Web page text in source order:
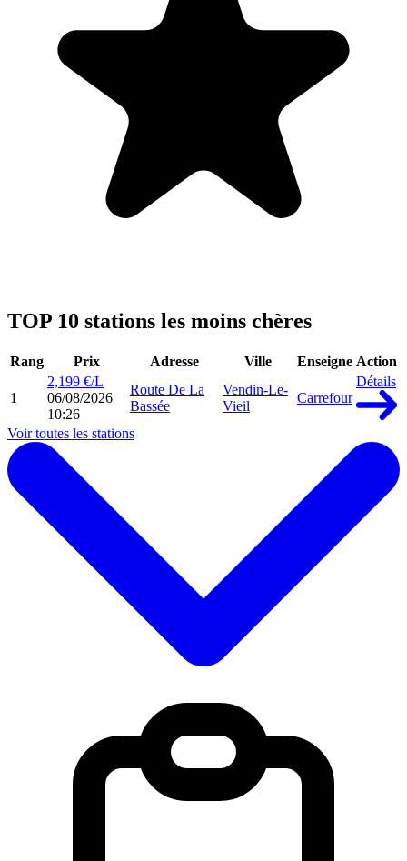
TOP 10 stations les moins chères
Rang Prix Adresse Ville Enseigne Action
1
2,199 €/L
06/08/2026
10:26
Route De La
Bassée
Vendin-Le-
Vieil
Carrefour
Détails
Voir toutes les stations